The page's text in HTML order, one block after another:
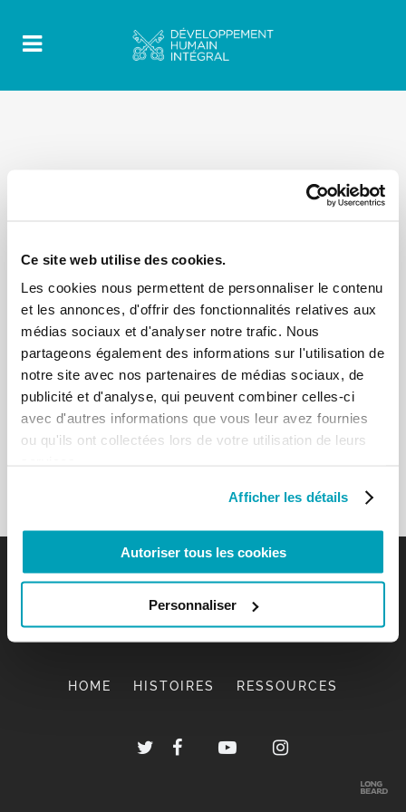
Ce site web utilise des cookies.
Les cookies nous permettent de personnaliser le contenu
et les annonces, d'offrir des fonctionnalités relatives aux
médias sociaux et d'analyser notre trafic. Nous
partageons également des informations sur l'utilisation de
notre site avec nos partenaires de médias sociaux, de
publicité et d'analyse, qui peuvent combiner celles-ci
avec d'autres informations que vous leur avez fournies
ou qu'ils ont collectées lors de votre utilisation de leurs
Afficher les détails
Autoriser tous les cookies
Personnaliser
HOME HISTOIRES RESSOURCES